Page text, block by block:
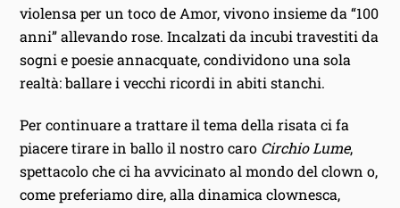
violensa per un toco de Amor‚ vivono insieme da “100
anni” allevando rose. Incalzati da incubi travestiti da
sogni e poesie annacquate‚ condividono una sola
realtà: ballare i vecchi ricordi in abiti stanchi.
Per continuare a trattare il tema della risata ci fa
piacere tirare in ballo il nostro caro Circhio Lume,
spettacolo che ci ha avvicinato al mondo del clown o,
come preferiamo dire, alla dinamica clownesca,